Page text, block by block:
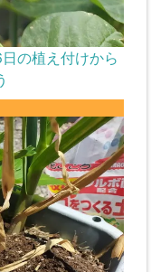
の植え付けから